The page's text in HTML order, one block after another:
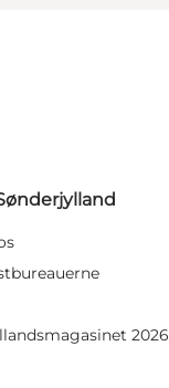
2026